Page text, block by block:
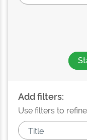
Add filters:
Use filters to